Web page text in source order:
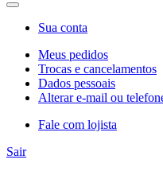
Sua conta
Meus pedidos
Trocas e cancelamentos
Dados pessoais
Alterar e-mail ou
Fale com lojista
Sair